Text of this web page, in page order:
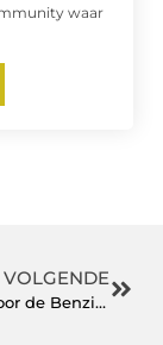
waar
VOLGENDE
Navigeren door de Benzineprijs in Leeuwarden: een uitgebreide gids